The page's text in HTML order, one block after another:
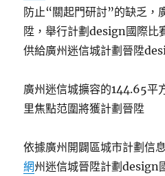
防止“關起門研討”的缺乏，
陞，舉行計劃design國際比
供給廣州迷信城計劃晉陞
廣州迷信城擴容的144.65平
里焦點范圍將獲計劃晉陞
依據廣州開闢區城市計劃信
網州迷信城晉陞計劃design